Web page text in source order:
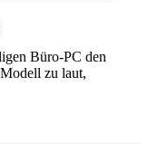
Büro-PC den
zu laut,